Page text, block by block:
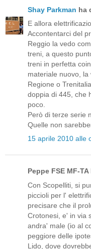
Shay Parkman ha
E allora
Accontentarci del
Reggio la vedo
treni, a questo
treni in perfetta
materiale nuovo, la
Regione o
doppia di 445, che
poco.
Però di terze serie
Quelle non
15 aprile 2010 alle
Peppe FSE MF-
Con Scopelliti, si
piccioli per l'
precisare che il
Crotonesi, e' in via
andra' male (io al
peggiore delle
Lido, dove